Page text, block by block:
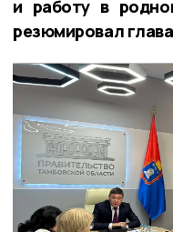
и работу в
резюмировал